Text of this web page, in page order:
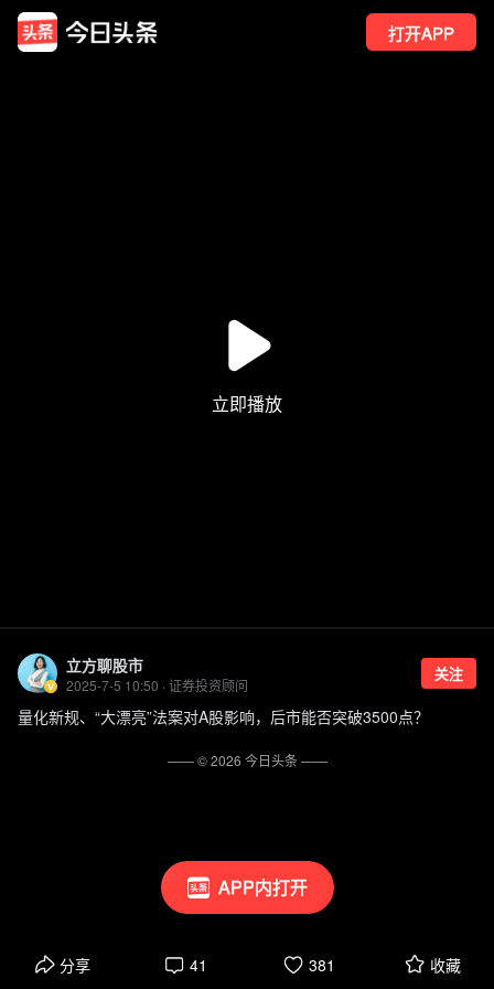
打开APP
APP内打开
立方聊股市
2025-7-5 10:50 · 证券投资顾问
关注
量化新规、“大漂亮”法案对A股影响，后市能否突破3500点？
分享 41 381 收藏
—— ©2026 今日头条——